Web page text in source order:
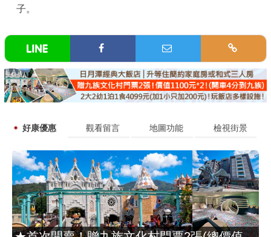
子。
好康優惠 觀看留言 地圖功能 檢視街景